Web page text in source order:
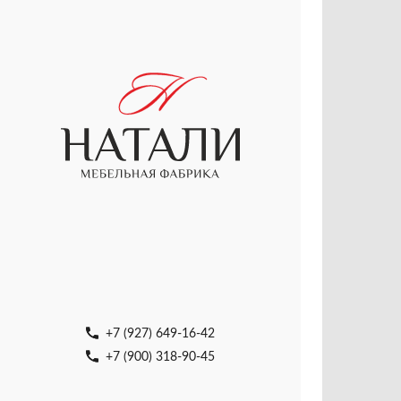
+7 (927) 649-16-42
+7 (900) 318-90-45